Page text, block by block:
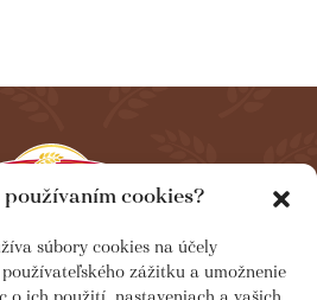
používaním cookies?
súbory cookies na účely
zážitku a umožnenie
Newsletter